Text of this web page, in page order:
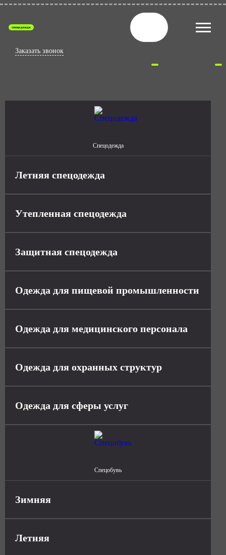
спецодежда
Заказать звонок
Спецодежда
Летняя спецодежда
Утепленная спецодежда
Защитная спецодежда
Одежда для пищевой промышленности
Одежда для медицинского персонала
Одежда для охранных структур
Одежда для сферы услуг
Спецобувь
Зимняя
Летняя